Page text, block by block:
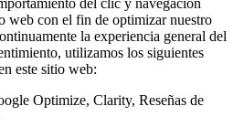
del clic y navegación
web con el fin de optimizar nuestro
la experiencia general del
utilizamos los siguientes
este sitio web:
Optimize, Clarity, Reseñas de